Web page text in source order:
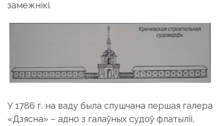
замежнікі.
У 1786 г. на ваду была спушчана першая галера
«Дзясна» – адно з галаўных судоў флатыліі,